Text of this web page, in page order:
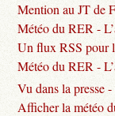
Mention au JT de
Météo du RER -
Un flux RSS pour
Météo du RER -
Vu dans la presse
Afficher la météo